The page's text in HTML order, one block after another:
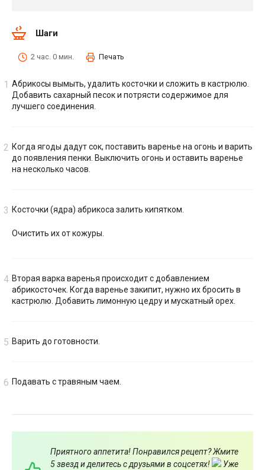
Шаги
2 час. 0 мин. Печать
Абрикосы вымыть, удалить косточки и сложить в кастрюлю.
Добавить сахарный песок и потрясти содержимое для
лучшего соединения.
Когда ягоды дадут сок, поставить варенье на огонь и варить
до появления пенки. Выключить огонь и оставить варенье
на несколько часов.
Косточки (ядра) абрикоса залить кипятком.
Очистить их от кожуры.
Вторая варка варенья происходит с добавлением
абрикосточек. Когда варенье закипит, нужно их бросить в
кастрюлю. Добавить лимонную цедру и мускатный орех.
Варить до готовности.
Подавать с травяным чаем.
Приятного аппетита! Понравился рецепт? Жмите
5 звезд и делитесь с друзьями в соцсетях!
Уже